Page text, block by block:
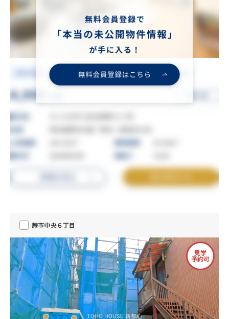
蕨市中央６丁目
見学
予約可